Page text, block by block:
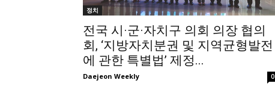
정치
전국 시·군·자치구 의회 의장 협의
회, ‘지방자치분권 및 지역균형발전
에 관한 특별법’ 제정...
Daejeon Weekly 0